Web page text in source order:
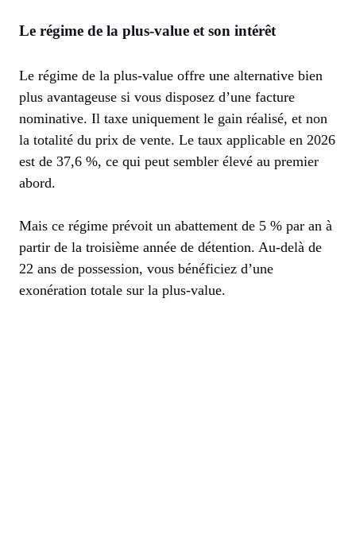
Le régime de la plus-value et son intérêt
Le régime de la plus-value offre une alternative bien
plus avantageuse si vous disposez d’une facture
nominative. Il taxe uniquement le gain réalisé, et non
la totalité du prix de vente. Le taux applicable en 2026
est de 37,6 %, ce qui peut sembler élevé au premier
abord.
Mais ce régime prévoit un abattement de 5 % par an à
partir de la troisième année de détention. Au-delà de
22 ans de possession, vous bénéficiez d’une
exonération totale sur la plus-value.